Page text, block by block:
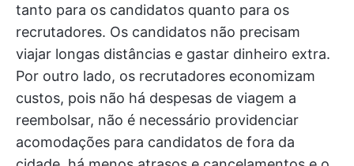
tanto para os candidatos quanto para os
recrutadores. Os candidatos não precisam
viajar longas distâncias e gastar dinheiro extra.
Por outro lado, os recrutadores economizam
custos, pois não há despesas de viagem a
reembolsar, não é necessário providenciar
acomodações para candidatos de fora da